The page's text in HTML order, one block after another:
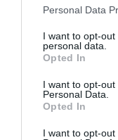
Please note that this
not limited to your
grant or deny
use your data for
consent section.
Personal Data
I want to opt-
personal data.
Opted In
I want to opt-
Personal Data.
Opted In
I want to opt-